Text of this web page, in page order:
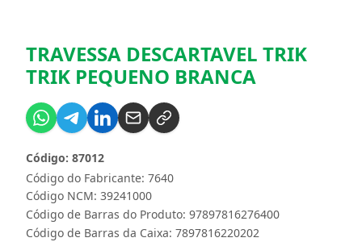
TRAVESSA DESCARTAVEL TRIK
TRIK PEQUENO BRANCA
Código do Fabricante: 7640
Código: 87012
Código NCM: 39241000
Código de Barras do Produto: 97897816276400
Código de Barras da Caixa: 7897816220202